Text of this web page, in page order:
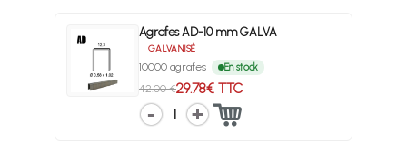
Agrafes AD-10 mm GALVA
GALVANISÉ
10000 agrafes En stock
42.00 €29.78€ TTC
1